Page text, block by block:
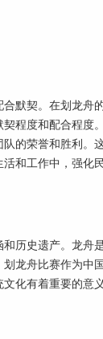
默契。在划龙舟
程度和配合程度
的荣誉和胜利。
和工作中，强化
历史遗产。龙舟
龙舟比赛作为中
化有着重要的意义